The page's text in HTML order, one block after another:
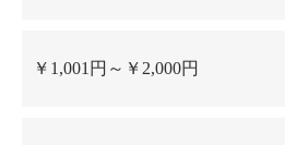
￥1,001円～￥2,000円